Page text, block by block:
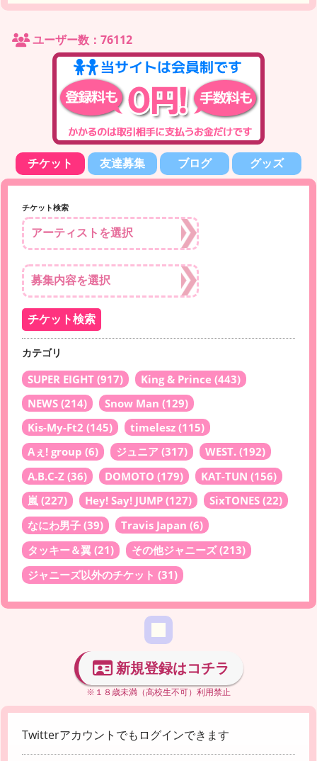
ユーザー数：76112
チケット 友達募集 ブログ グッズ
チケット検索
カテゴリ
SUPER EIGHT (917) King & Prince (443)
NEWS (214) Snow Man (129)
Kis-My-Ft2 (145) timelesz (115)
Aぇ! group (6) ジュニア (317) WEST. (192)
A.B.C-Z (36) DOMOTO (179) KAT-TUN (156)
嵐 (227) Hey! Say! JUMP (127) SixTONES (22)
なにわ男子 (39) Travis Japan (6)
タッキー＆翼 (21) その他ジャニーズ(213)
ジャニーズ以外のチケット (31)
新規登録はコチラ
※１８歳未満（高校生不可）利用禁止
Twitterアカウントでもログインできます